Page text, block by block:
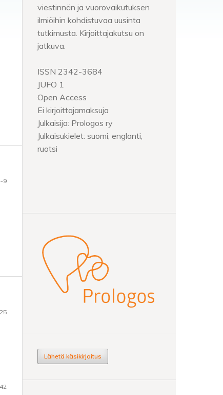
9
viestinnän ja vuorovaikutuksen
ilmiöihin kohdistuvaa uusinta
tutkimusta. Kirjoittajakutsu on
jatkuva.
ISSN 2342-3684
JUFO 1
Open Access
Ei kirjoittajamaksuja
Julkaisija: Prologos ry
Julkaisukielet: suomi, englanti,
ruotsi
Lähetä käsikirjoitus